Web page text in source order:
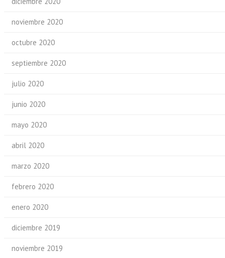
noviembre 2020
octubre 2020
septiembre 2020
julio 2020
junio 2020
mayo 2020
abril 2020
marzo 2020
febrero 2020
enero 2020
diciembre 2019
noviembre 2019